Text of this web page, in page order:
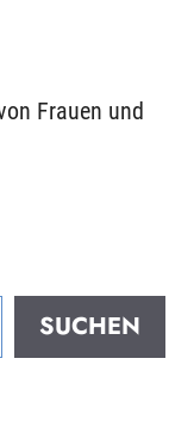
Frauen und
SUCHEN